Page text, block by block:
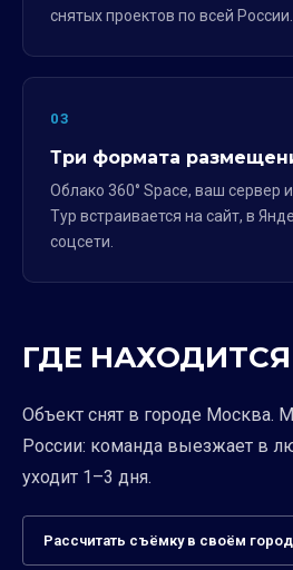
снятых проектов по всей России.
03
Три формата
Облако 360° Space, ваш сервер
Тур встраивается на сайт, в
соцсети.
ГДЕ
Объект снят в городе Москва.
России: команда выезжает в
уходит 1–3 дня.
Рассчитать съёмку в своём